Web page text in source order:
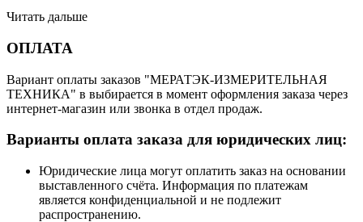
Читать дальше
ОПЛАТА
Вариант оплаты заказов "МЕРАТЭК-ИЗМЕРИТЕЛЬНАЯ
ТЕХНИКА" в выбирается в момент оформления заказа через
интернет-магазин или звонка в отдел продаж.
Варианты оплата заказа для юридических лиц:
Юридические лица могут оплатить заказ на основании
выставленного счёта. Информация по платежам
является конфиденциальной и не подлежит
распространению.